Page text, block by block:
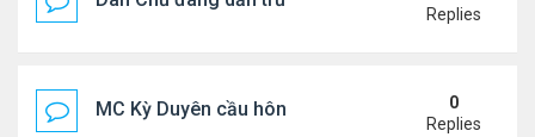
Replies
MC Kỳ Duyên cầu hôn lại chồng cũ
0
Replies